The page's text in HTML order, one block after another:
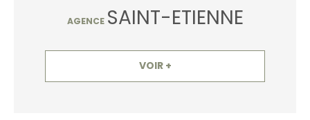
AGENCE SAINT-ETIENNE
VOIR +